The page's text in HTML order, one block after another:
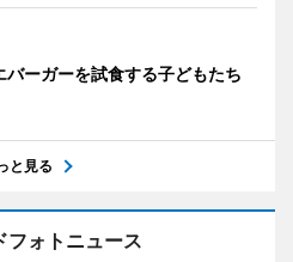
バーガーを試食する子どもたち
と見る
フォトニュース